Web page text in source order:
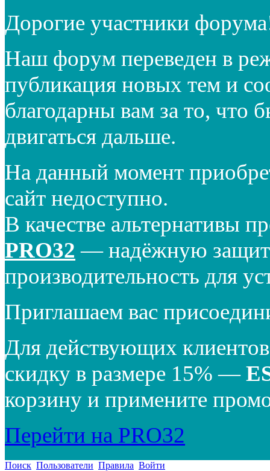
Дорогие участники
Наш форум переведен в
публикация новых тем и
благодарны вам за то, что
двигаться дальше.
На данный момент
сайт недоступно.
В качестве альтернативы
PRO32 — надёжную
производительность для
Приглашаем вас
Для действующих
скидку в размере 15% —
корзину и примените
Перейти на PRO32
Поиск Пользователи Правила Войти